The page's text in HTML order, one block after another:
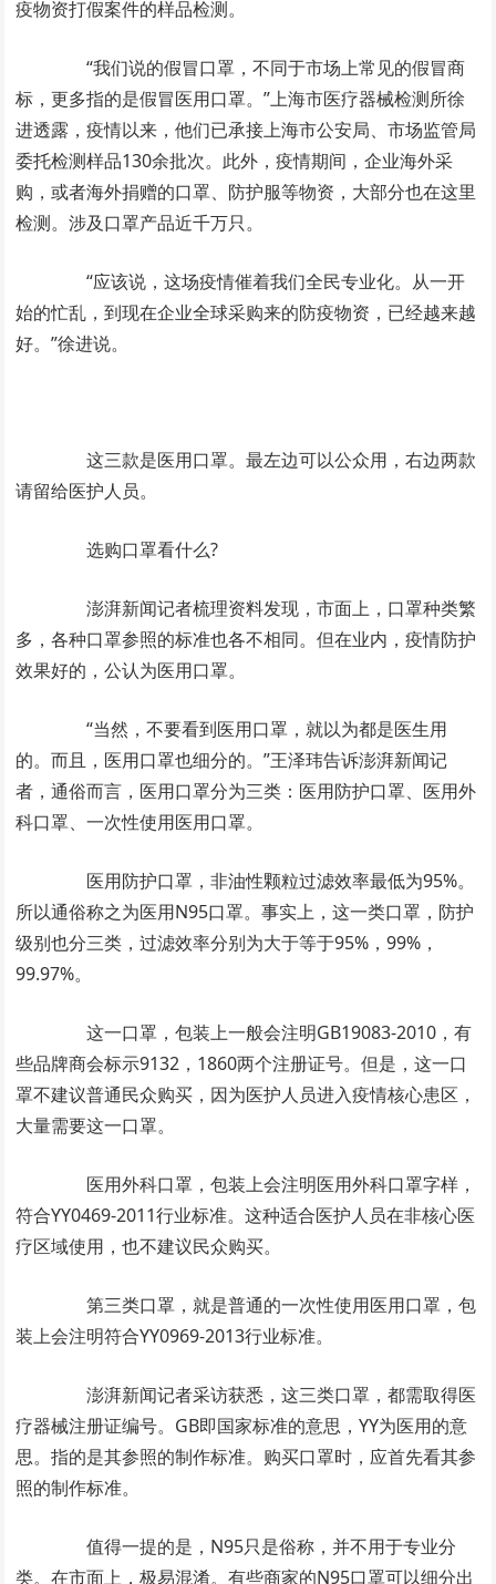
疫物资打假案件的样品检测。
“我们说的假冒口罩，不同于市场上常见的假冒商
标，更多指的是假冒医用口罩。”上海市医疗器械检测所徐
进透露，疫情以来，他们已承接上海市公安局、市场监管局
委托检测样品130余批次。此外，疫情期间，企业海外采
购，或者海外捐赠的口罩、防护服等物资，大部分也在这里
检测。涉及口罩产品近千万只。
“应该说，这场疫情催着我们全民专业化。从一开
始的忙乱，到现在企业全球采购来的防疫物资，已经越来越
好。”徐进说。
这三款是医用口罩。最左边可以公众用，右边两款
请留给医护人员。
选购口罩看什么?
澎湃新闻记者梳理资料发现，市面上，口罩种类繁
多，各种口罩参照的标准也各不相同。但在业内，疫情防护
效果好的，公认为医用口罩。
“当然，不要看到医用口罩，就以为都是医生用
的。而且，医用口罩也细分的。”王泽玮告诉澎湃新闻记
者，通俗而言，医用口罩分为三类：医用防护口罩、医用外
科口罩、一次性使用医用口罩。
医用防护口罩，非油性颗粒过滤效率最低为95%。
所以通俗称之为医用N95口罩。事实上，这一类口罩，防护
级别也分三类，过滤效率分别为大于等于95%，99%，
99.97%。
这一口罩，包装上一般会注明GB19083-2010，有
些品牌商会标示9132，1860两个注册证号。但是，这一口
罩不建议普通民众购买，因为医护人员进入疫情核心患区，
大量需要这一口罩。
医用外科口罩，包装上会注明医用外科口罩字样，
符合YY0469-2011行业标准。这种适合医护人员在非核心医
疗区域使用，也不建议民众购买。
第三类口罩，就是普通的一次性使用医用口罩，包
装上会注明符合YY0969-2013行业标准。
澎湃新闻记者采访获悉，这三类口罩，都需取得医
疗器械注册证编号。GB即国家标准的意思，YY为医用的意
思。指的是其参照的制作标准。购买口罩时，应首先看其参
照的制作标准。
值得一提的是，N95只是俗称，并不用于专业分
类。在市面上，极易混淆。有些商家的N95口罩可以细分出